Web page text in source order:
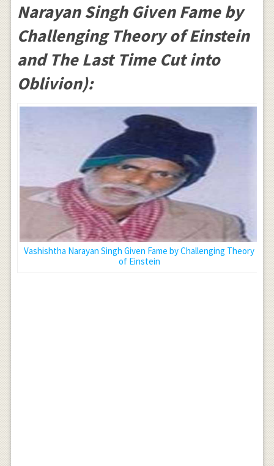
Narayan Singh Given Fame by
Challenging Theory of Einstein
and The Last Time Cut into
Oblivion):
Vashishtha Narayan Singh Given Fame by Challenging Theory
of Einstein